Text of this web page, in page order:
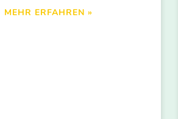
MEHR ERFAHREN »